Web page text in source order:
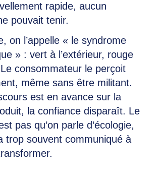
rapide, aucun
pouvait tenir.
on l’appelle « le syndrome
» : vert à l’extérieur, rouge
Le consommateur le perçoit
même sans être militant.
est en avance sur la
la confiance disparaît. Le
pas qu’on parle d’écologie,
trop souvent communiqué à